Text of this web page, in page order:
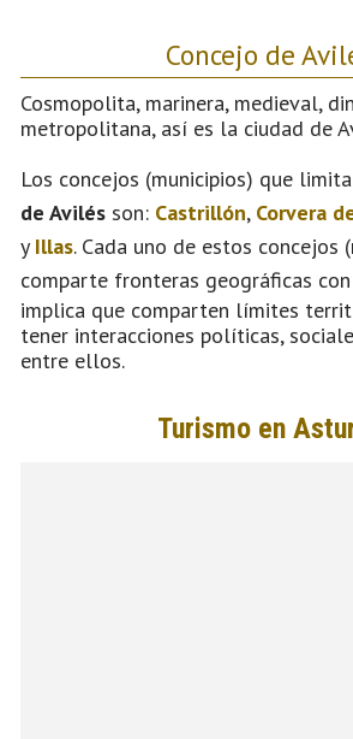
Concejo de
Cosmopolita, marinera, medieval,
metropolitana, así es la ciudad de
Los concejos (municipios) que
de Avilés son: Castrillón, Corvera
y Illas. Cada uno de estos concejos
comparte fronteras geográficas con
implica que comparten límites
tener interacciones políticas,
entre ellos.